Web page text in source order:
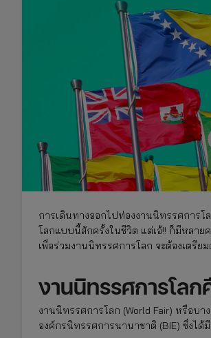
การเดินทางออกไปท่องงานนิทรรศการ
โลกแบบนี้สักครั้งในชีวิต แต่เอ้!! ก็มีหลาย
เพื่อร่วมงานนิทรรศการโลก จะต้องเตรีย
งานนิทรรศการโลก
งานนิทรรศการโลก (World Fair) หรือบ
องค์กรนิทรรศการนานาชาติ (BIE) ซึ่งไ